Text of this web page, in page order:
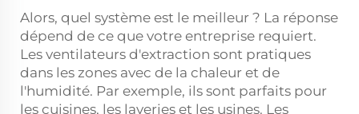
Alors, quel système est le meilleur ? La réponse
dépend de ce que votre entreprise requiert.
Les ventilateurs d'extraction sont pratiques
dans les zones avec de la chaleur et de
l'humidité. Par exemple, ils sont parfaits pour
les cuisines, les laveries et les usines. Les